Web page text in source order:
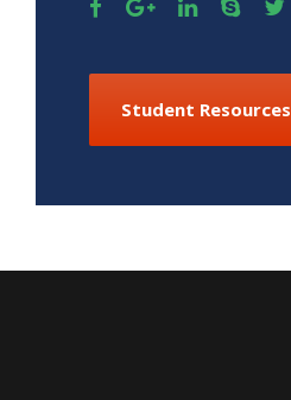
Student Resources